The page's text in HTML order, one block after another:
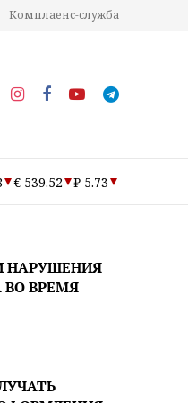
Комплаенс-служба
€ 539.52 ₽ 5.73
НАРУШЕНИЯ
ВО ВРЕМЯ